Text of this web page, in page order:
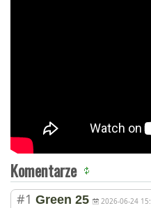
Komentarze
#1 Green 25 2026-06-24